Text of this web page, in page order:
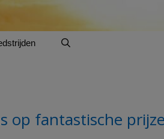
op fantastische